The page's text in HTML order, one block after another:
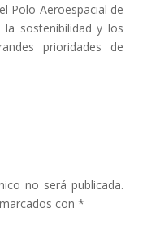
Polo Aeroespacial de
sostenibilidad y los
prioridades de
no será publicada.
con *